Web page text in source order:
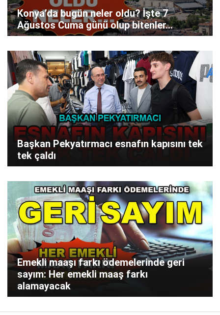
Konya’da bugün neler oldu? İşte 7
Ağustos Cuma günü olup bitenler…
Başkan Pekyatırmacı esnafın kapısını tek
tek çaldı
Emekli maaşı farkı ödemelerinde geri
sayım: Her emekli maaş farkı
alamayacak